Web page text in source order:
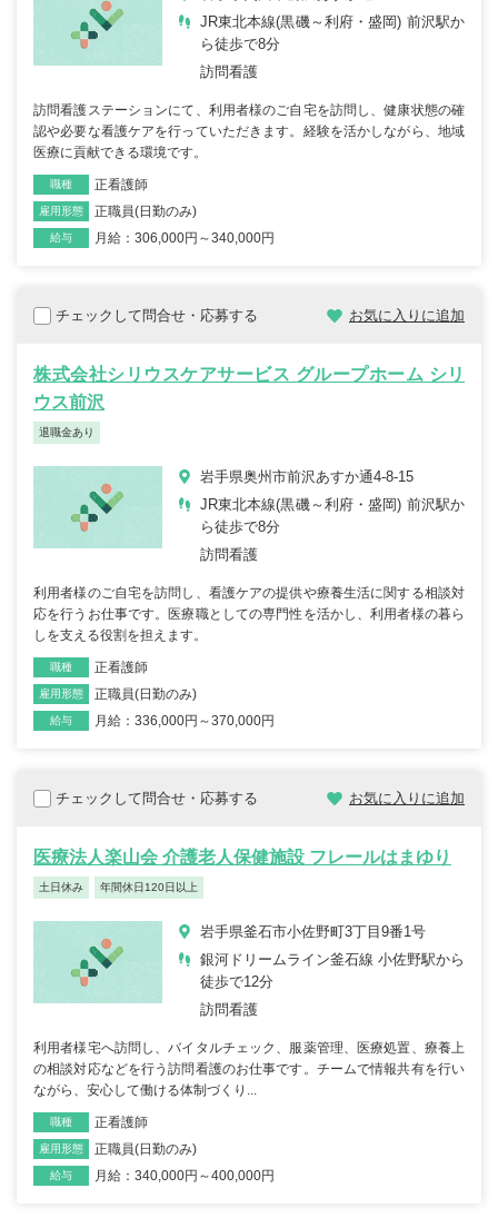
JR東北本線(黒磯～利府・盛岡) 前沢駅か
ら徒歩で8分
訪問看護
訪問看護ステーションにて、利用者様のご自宅を訪問し、健康状態の確
認や必要な看護ケアを行っていただきます。経験を活かしながら、地域
医療に貢献できる環境です。
職種 正看護師
雇用形態 正職員(日勤のみ)
給与 月給：306,000円～340,000円
チェックして問合せ・応募する お気に入りに追加
株式会社シリウスケアサービス グループホーム シリ
ウス前沢
退職金あり
岩手県奥州市前沢あすか通4-8-15
JR東北本線(黒磯～利府・盛岡) 前沢駅か
ら徒歩で8分
訪問看護
利用者様のご自宅を訪問し、看護ケアの提供や療養生活に関する相談対
応を行うお仕事です。医療職としての専門性を活かし、利用者様の暮ら
しを支える役割を担えます。
職種 正看護師
雇用形態 正職員(日勤のみ)
給与 月給：336,000円～370,000円
チェックして問合せ・応募する お気に入りに追加
医療法人楽山会 介護老人保健施設 フレールはまゆり
土日休み 年間休日120日以上
岩手県釜石市小佐野町3丁目9番1号
銀河ドリームライン釜石線 小佐野駅から
徒歩で12分
訪問看護
利用者様宅へ訪問し、バイタルチェック、服薬管理、医療処置、療養上
の相談対応などを行う訪問看護のお仕事です。チームで情報共有を行い
ながら、安心して働ける体制づくり...
職種 正看護師
雇用形態 正職員(日勤のみ)
給与 月給：340,000円～400,000円